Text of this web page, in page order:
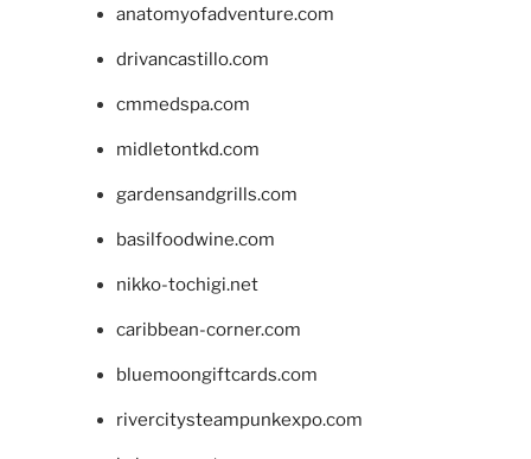
anatomyofadventure.com
drivancastillo.com
cmmedspa.com
midletontkd.com
gardensandgrills.com
basilfoodwine.com
nikko-tochigi.net
caribbean-corner.com
bluemoongiftcards.com
rivercitysteampunkexpo.com